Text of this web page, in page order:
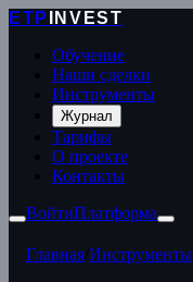
ETP
INVEST
Обучение
Наши сделки
Инструменты
Журнал
Тарифы
О проекте
Контакты
ВойтиПлатформа
Главная Инструменты